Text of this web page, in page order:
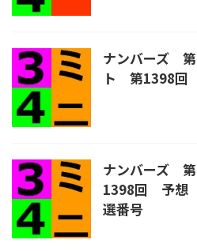
ナンバーズ
ト 第1398回
ナンバーズ
1398回 予
選番号